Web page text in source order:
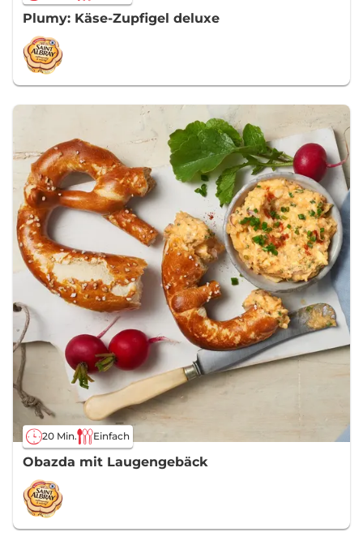
Plumy: Käse-Zupfigel deluxe
20 Min. Einfach
Obazda mit Laugengebäck